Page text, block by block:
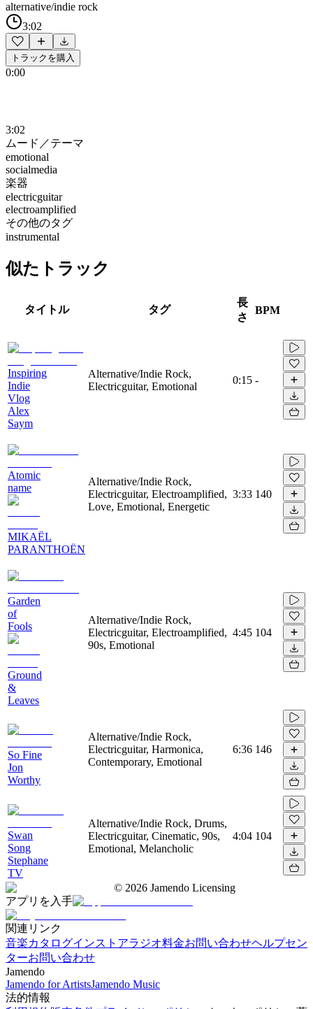
alternative/indie rock
3:02
トラックを購入
0:00
3:02
ムード／テーマ
emotional
socialmedia
楽器
electricguitar
electroamplified
その他のタグ
instrumental
似たトラック
タイトル タグ
長
さ
BPM
Inspiring
Indie
Vlog
Alex
Saym
Alternative/Indie Rock,
Electricguitar, Emotional
0:15 -
Atomic
name
MIKAËL
PARANTHOËN
Alternative/Indie Rock,
Electricguitar, Electroamplified,
Love, Emotional, Energetic
3:33 140
Garden
of
Fools
Ground
&
Leaves
Alternative/Indie Rock,
Electricguitar, Electroamplified,
90s, Emotional
4:45 104
So Fine
Jon
Worthy
Alternative/Indie Rock,
Electricguitar, Harmonica,
Contemporary, Emotional
6:36 146
Swan
Song
Stephane
TV
Alternative/Indie Rock, Drums,
Electricguitar, Cinematic, 90s,
Emotional, Melancholic
4:04 104
© 2026 Jamendo Licensing
アプリを入手
関連リンク
音楽カタログインストアラジオ料金お問い合わせヘルプセン
ターお問い合わせ
Jamendo
Jamendo for ArtistsJamendo Music
法的情報